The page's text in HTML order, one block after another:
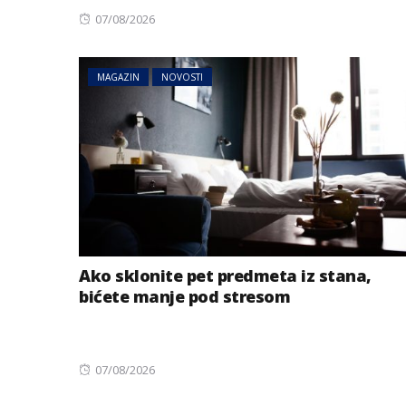
Posted
07/08/2026
MAGAZIN NOVOSTI
Ako sklonite pet predmeta iz stana,
bićete manje pod stresom
Posted
07/08/2026
AUSTRIJA NOVOSTI
Zemljotres u
se kreveti i
u Tirolu